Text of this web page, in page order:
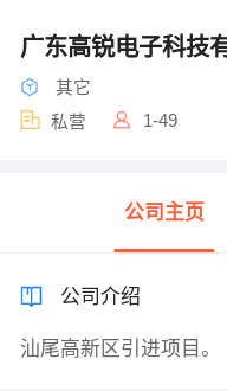
广东高锐电子科技
其它
私营
1-49
公司主页
公司介绍
汕尾高新区引进项目。